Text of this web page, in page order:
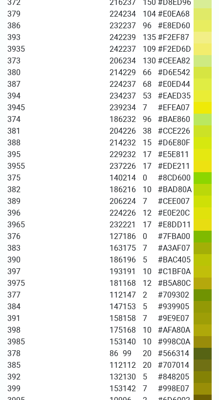
372
216237 150 #D8ED96
379
224234 104 #E0EA68
386
232237 96
#E8ED60
393
242239 135 #F2EF87
3935
242237 109 #F2ED6D
373
206234 130 #CEEA82
380
214229 66
#D6E542
387
224237 68
#E0ED44
394
234237 53
#EAED35
3945
239234 7
#EFEA07
374
186232 96
#BAE860
381
204226 38
#CCE226
388
214232 15
#D6E80F
395
229232 17
#E5E811
3955
237226 17
#EDE211
375
140214 0
#8CD600
382
186216 10
#BAD80A
389
206224 7
#CEE007
396
224226 12
#E0E20C
3965
232221 17
#E8DD11
376
127186 0
#7FBA00
383
163175 7
#A3AF07
390
186196 5
#BAC405
397
193191 10
#C1BF0A
3975
181 168 12
#B5A80C
377
112147 2
#709302
384
147153 5
#939905
391
158158 7
#9E9E07
398
175168 10
#AFA80A
3985
153140 10
#998C0A
378
86 99 20
#566314
385
112112 20
#707014
392
132130 5
#848205
399
153142 7
#998E07